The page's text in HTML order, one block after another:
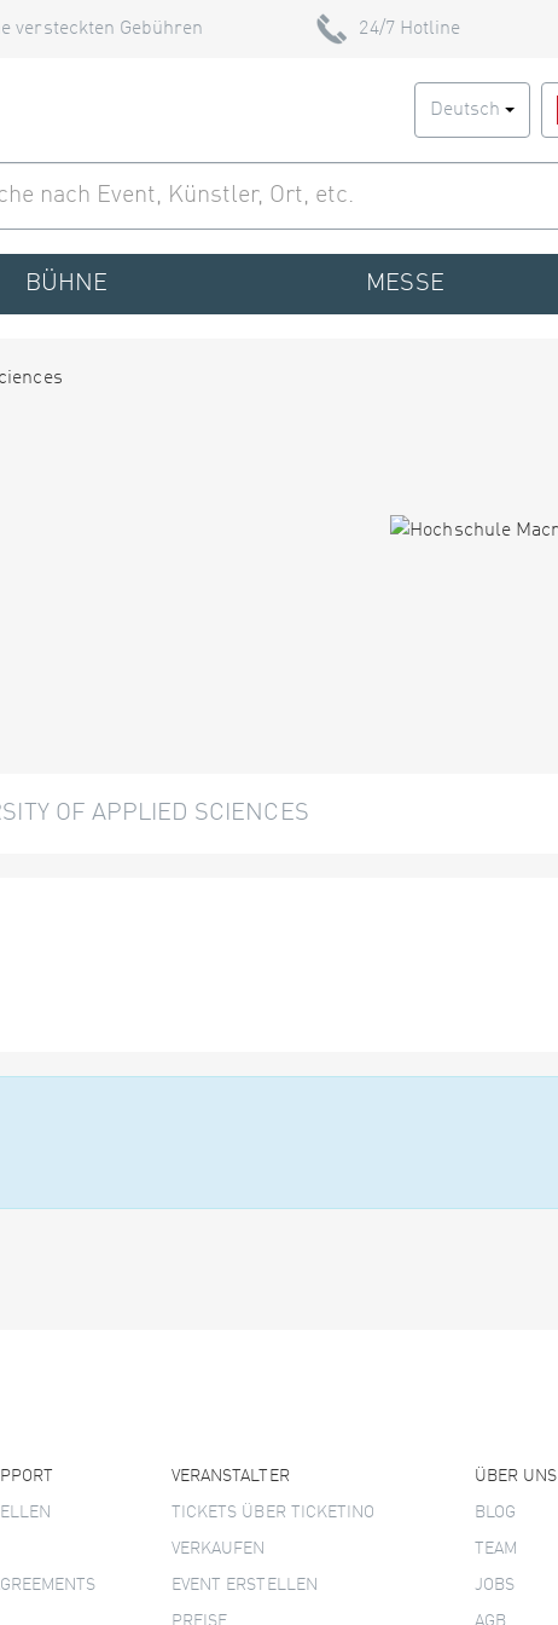
versteckten Gebühren 24/7 Hotline
Deutsch
BÜHNE MESSE
OF APPLIED SCIENCES
VERANSTALTER
TICKETS ÜBER TICKETINO
VERKAUFEN
EVENT ERSTELLEN
PREISE
ÜBER UNS
BLOG
TEAM
JOBS
AGB